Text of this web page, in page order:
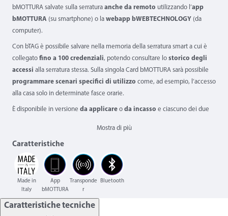
bMOTTURA salvate sulla serratura anche da remoto utilizzando l’app
bMOTTURA (su smartphone) o la webapp bWEBTECHNOLOGY (da
computer).
Con bTAG è possibile salvare nella memoria della serratura smart a cui è
collegato fino a 100 credenziali, potendo consultare lo storico degli
accessi alla serratura stessa. Sulla singola Card bMOTTURA sarà possibile
programmare scenari specifici di utilizzo come, ad esempio, l’accesso
alla casa solo in determinate fasce orarie.
È disponibile in versione da applicare o da incasso e ciascuno dei due
per il collegamento all'impianto elettrico.
Finiture:Nero, Cromo Satinato (variante disponibile solo per la cornice
esterna del modello da incasso).
Mostra di più
Caratteristiche
Made in
Italy
App
bMOTTURA
Transponde
r
Bluetooth
Caratteristiche tecniche